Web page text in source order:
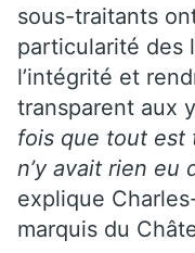
sous-traitants
particularité des
l’intégrité et
transparent aux
fois que tout est
n’y avait rien eu
explique
marquis du